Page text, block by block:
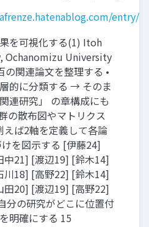
entry/
を可視化する(1) Itoh
Ochanomizu University
の関連論文を整理する •
的に分類する → そのま
連研究」 の章構成にも
の散布図やマトリクス
ば2軸を定義して各論
を図示する [伊藤24]
中21] [渡辺19] [鈴木14]
川18] [高野22] [鈴木14]
田20] [渡辺19] [高野22]
分の研究がどこに位置付
明確にする 15